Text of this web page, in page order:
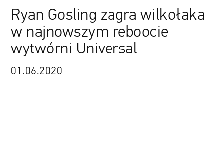
Ryan Gosling zagra wilkołaka
w najnowszym reboocie
wytwórni Universal
01.06.2020
FACEBOOK TWITTER